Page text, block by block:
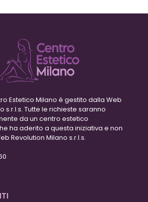
Estetico Milano è gestito dalla Web
s.r.l.s. Tutte le richieste saranno
da un centro estetico
ha aderito a questa iniziativa e non
Revolution Milano s.r.l.s.